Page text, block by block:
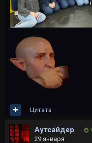
Цитата
Аутсайдер
29 января